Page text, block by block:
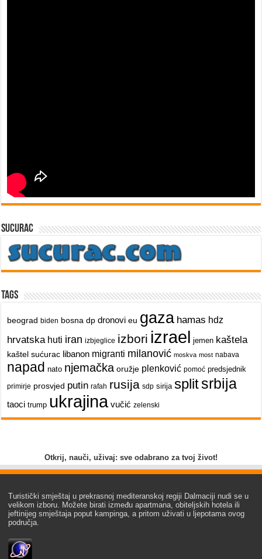
sucurac
Tags
beograd biden bosna dp dronovi eu gaza hamas hdz
hrvatska huti iran izbjeglice izbori izrael jemen kaštela
kaštel sućurac libanon migranti milanović moskva most nabava
napad nato njemačka oružje plenković pomoć predsjednik
primirje prosvjed putin rafah rusija sdp sirija splitsrbija
taoci trump ukrajina vučić zelenski
Otkrij, nauči, uživaj: sve odabrano za tvoj život!
Turistički smještaj u prekrasnoj mediteranskoj regiji Dalmaciji nudi se u
velikom izboru. Možete birati između apartmana, obiteljskih hotela ili
jeftinijeg smještaja poput kampinga, a pritom uživati u ljepotama ovog
područja.